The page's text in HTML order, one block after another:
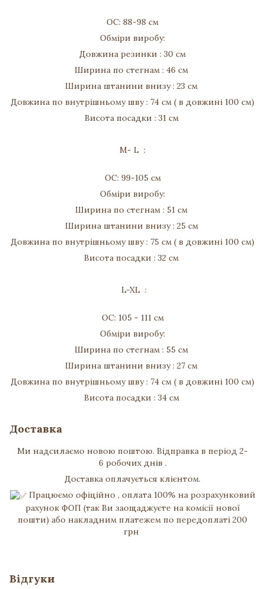
ОС: 88-98 см
Обміри виробу:
Довжина резинки : 30 см
Ширина по стегнам : 46 см
Ширина штанини внизу : 23 см
Довжина по внутрішньому шву : 74 см ( в довжині 100 см)
Висота посадки : 31 см
M- L :
ОС: 99-105 см
Обміри виробу:
Ширина по стегнам : 51 см
Ширина штанини внизу : 25 см
Довжина по внутрішньому шву : 75 см ( в довжині 100 см)
Висота посадки : 32 см
L-XL :
ОС: 105 - 111 см
Обміри виробу:
Ширина по стегнам : 55 см
Ширина штанини внизу : 27 см
Довжина по внутрішньому шву : 74 см ( в довжині 100 см)
Висота посадки : 34 см
Доставка
Ми надсилаємо новою поштою. Відправка в період 2-
6 робочих днів .
Доставка оплачується клієнтом.
Працюємо офіційно , оплата 100% на розрахунковий
рахунок ФОП (так Ви заощаджуєте на комісії нової
пошти) або накладним платежем по передоплаті 200
грн
Відгуки